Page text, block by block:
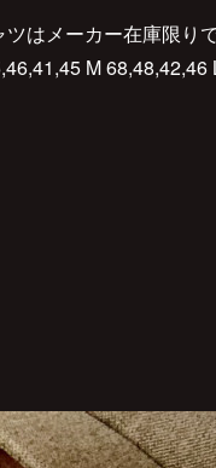
はメーカー在庫限り
M 68,48,42,46